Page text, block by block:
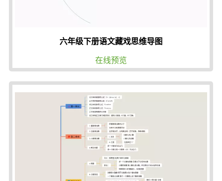
六年级下册语文藏戏思维导图
在线预览